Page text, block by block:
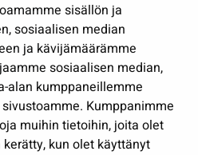
sisällön ja
sosiaalisen median
ja kävijämäärämme
sosiaalisen median,
alan kumppaneillemme
Kumppanimme
muihin tietoihin, joita olet
kun olet käyttänyt